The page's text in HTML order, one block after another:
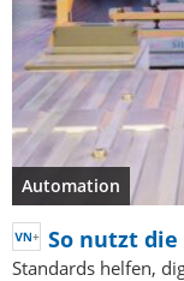
Automation
So nutzt
Standards helfen,